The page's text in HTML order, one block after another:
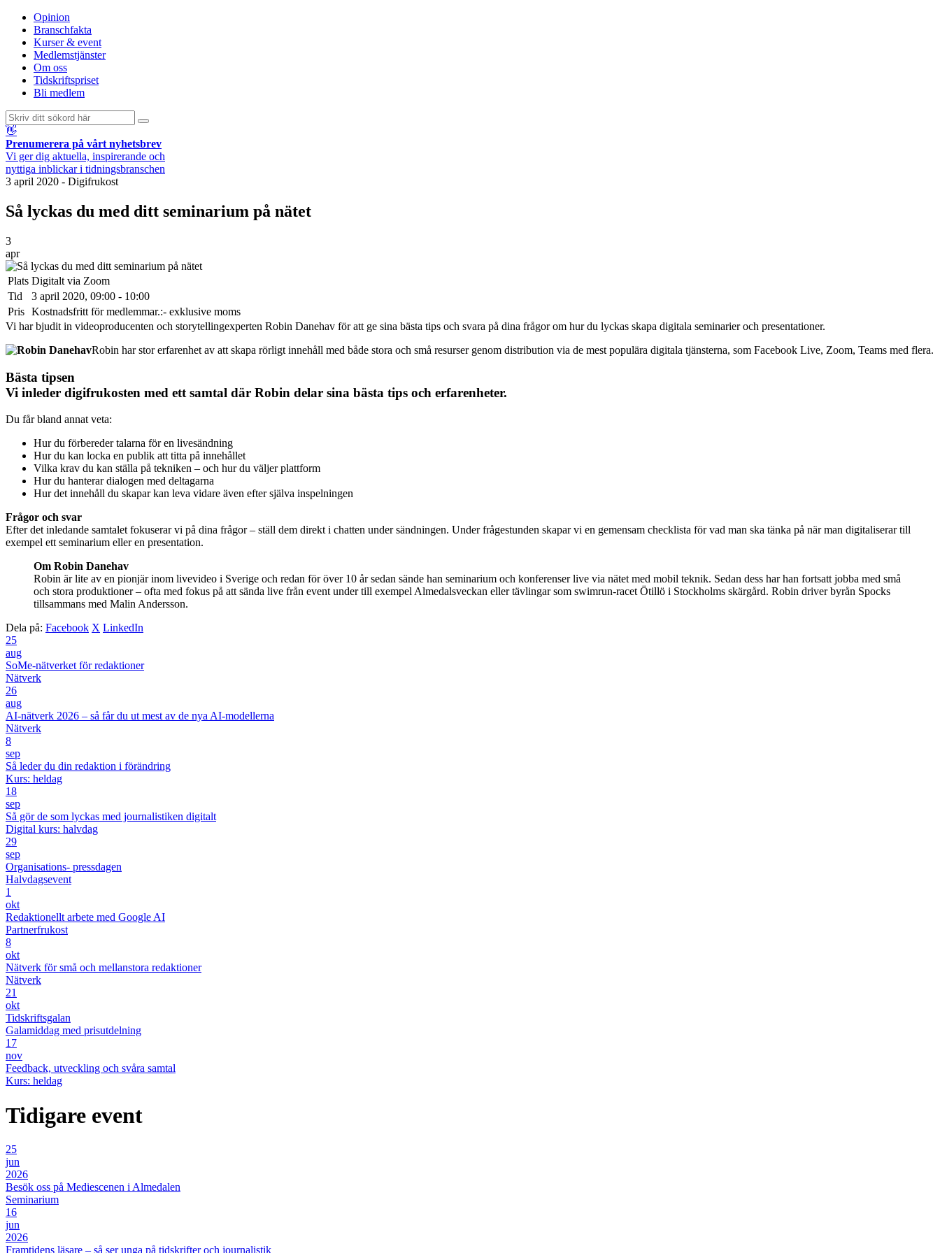
Opinion
Branschfakta
Kurser & event
Medlemstjänster
Om oss
Tidskriftspriset
Bli medlem
👋
Prenumerera på vårt nyhetsbrev
Vi ger dig aktuella, inspirerande och
nyttiga inblickar i tidningsbranschen
3 april 2020 - Digifrukost
Så lyckas du med ditt seminarium på nätet
3
apr
Plats Digitalt via Zoom
Tid
3 april 2020, 09:00 - 10:00
Pris Kostnadsfritt för medlemmar.:- exklusive moms
Vi har bjudit in videoproducenten och storytellingexperten Robin Danehav för att ge sina bästa tips och svara på dina frågor om hur du lyckas skapa digitala seminarier och presentationer.
Robin har stor erfarenhet av att skapa rörligt innehåll med både stora och små resurser genom distribution via de mest populära digitala tjänsterna, som Facebook Live, Zoom, Teams med flera.
Bästa tipsen
Vi inleder digifrukosten med ett samtal där Robin delar sina bästa tips och erfarenheter.
Du får bland annat veta:
Hur du förbereder talarna för en livesändning
Hur du kan locka en publik att titta på innehållet
Vilka krav du kan ställa på tekniken – och hur du väljer plattform
Hur du hanterar dialogen med deltagarna
Hur det innehåll du skapar kan leva vidare även efter själva inspelningen
Frågor och svar
Efter det inledande samtalet fokuserar vi på dina frågor – ställ dem direkt i chatten under sändningen. Under frågestunden skapar vi en gemensam checklista för vad man ska tänka på när man digitaliserar till
exempel ett seminarium eller en presentation.
Om Robin Danehav
Robin är lite av en pionjär inom livevideo i Sverige och redan för över 10 år sedan sände han seminarium och konferenser live via nätet med mobil teknik. Sedan dess har han fortsatt jobba med små
och stora produktioner – ofta med fokus på att sända live från event under till exempel Almedalsveckan eller tävlingar som swimrun-racet Ötillö i Stockholms skärgård. Robin driver byrån Spocks
tillsammans med Malin Andersson.
Dela på: Facebook X LinkedIn
25
aug
SoMe-nätverket för redaktioner
Nätverk
26
aug
AI-nätverk 2026 – så får du ut mest av de nya AI-modellerna
Nätverk
8
sep
Så leder du din redaktion i förändring
Kurs: heldag
18
sep
Så gör de som lyckas med journalistiken digitalt
Digital kurs: halvdag
29
sep
Organisations- pressdagen
Halvdagsevent
1
okt
Redaktionellt arbete med Google AI
Partnerfrukost
8
okt
Nätverk för små och mellanstora redaktioner
Nätverk
21
okt
Tidskriftsgalan
Galamiddag med prisutdelning
17
nov
Feedback, utveckling och svåra samtal
Kurs: heldag
Tidigare event
25
jun
2026
Besök oss på Mediescenen i Almedalen
Seminarium
16
jun
2026
Framtidens läsare – så ser unga på tidskrifter och journalistik